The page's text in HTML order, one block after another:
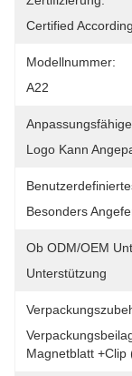
Certified
Modellnummer:
A22
Logo Kann
Besonders
Ob ODM/OEM
Unterstützung
Magnetblatt